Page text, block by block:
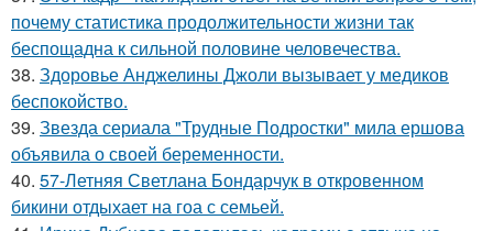
почему статистика продолжительности жизни так
беспощадна к сильной половине человечества.
38. Здоровье Анджелины Джоли вызывает у медиков
беспокойство.
39. Звезда сериала "Трудные Подростки" мила ершова
объявила о своей беременности.
40. 57-Летняя Светлана Бондарчук в откровенном
бикини отдыхает на гоа с семьей.